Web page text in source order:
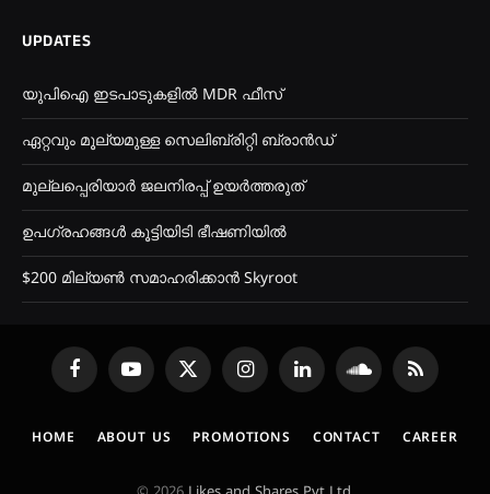
UPDATES
യുപിഐ ഇടപാടുകളിൽ MDR ഫീസ്
ഏറ്റവും മൂല്യമുള്ള സെലിബ്രിറ്റി ബ്രാൻഡ്
മുല്ലപ്പെരിയാർ ജലനിരപ്പ് ഉയർത്തരുത്
ഉപഗ്രഹങ്ങൾ കൂട്ടിയിടി ഭീഷണിയിൽ
$200 മില്യൺ സമാഹരിക്കാൻ Skyroot
FacebookYouTubeX
InstagramLinkedInSoundCloud
RSS
HOME ABOUT US PROMOTIONS CONTACT CAREER